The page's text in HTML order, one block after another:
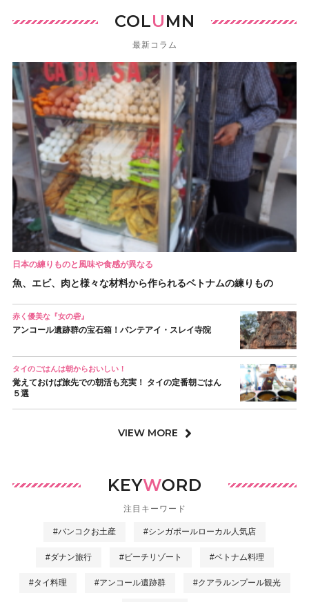
COLUMN
最新コラム
日本の練りものと風味や食感が異なる
魚、エビ、肉と様々な材料から作られるベトナムの練りもの
赤く優美な『女の砦』
アンコール遺跡群の宝石箱！バンテアイ・スレイ寺院
タイのごはんは朝からおいしい！
覚えておけば旅先での朝活も充実！ タイの定番朝ごはん
５選
VIEW MORE
KEYWORD
注目キーワード
#バンコクお土産 #シンガポールローカル人気店
#ダナン旅行 #ビーチリゾート #ベトナム料理
#タイ料理 #アンコール遺跡群 #クアラルンプール観光